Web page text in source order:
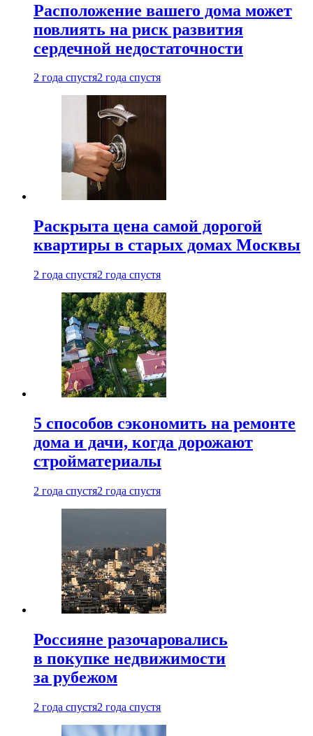
Расположение вашего дома может
повлиять на риск развития
сердечной недостаточности
2 года спустя2 года спустя
Раскрыта цена самой дорогой
квартиры в старых домах Москвы
2 года спустя2 года спустя
5 способов сэкономить на ремонте
дома и дачи, когда дорожают
стройматериалы
2 года спустя2 года спустя
Россияне разочаровались
в покупке недвижимости
за рубежом
2 года спустя2 года спустя